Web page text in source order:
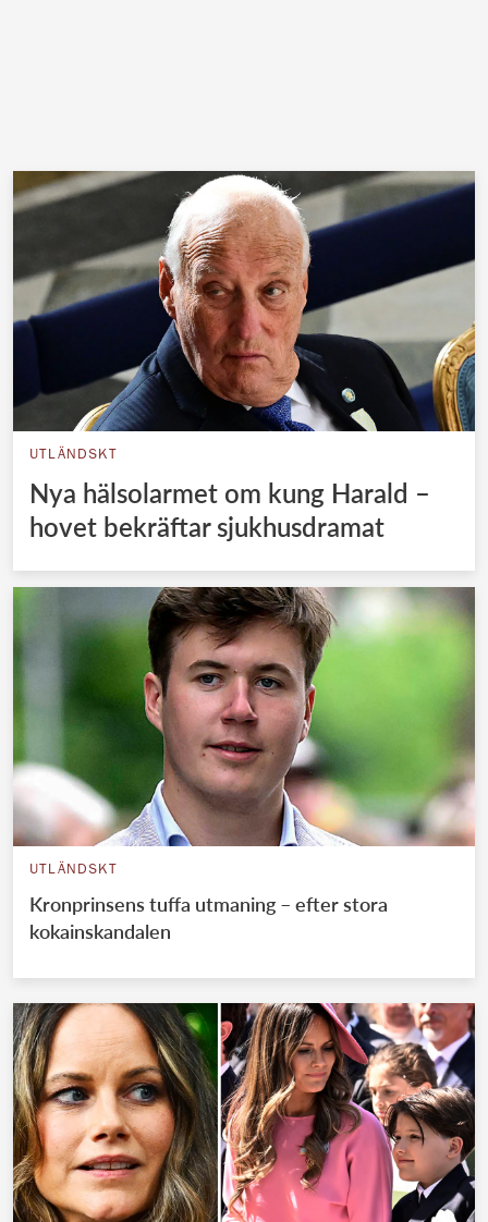
UTLÄNDSKT
Nya hälsolarmet om kung Harald –
hovet bekräftar sjukhusdramat
UTLÄNDSKT
Kronprinsens tuffa utmaning – efter stora
kokainskandalen